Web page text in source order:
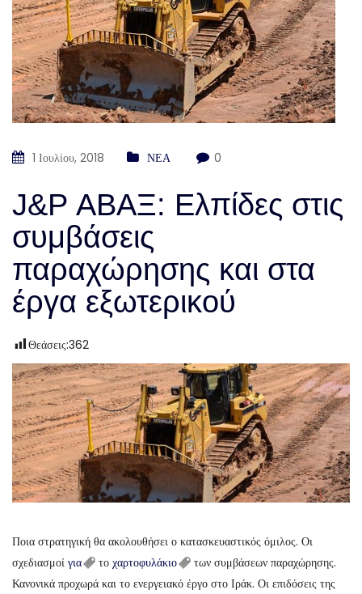
1 Ιουλίου, 2018 ΝΕΑ 0
J&P ΑΒΑΞ: Ελπίδες στις
συμβάσεις
παραχώρησης και στα
έργα εξωτερικού
Θεάσεις:362
Ποια στρατηγική θα ακολουθήσει ο κατασκευαστικός όμιλος. Οι
σχεδιασμοί για το χαρτοφυλάκιο
των συμβάσεων παραχώρησης.
Κανονικά προχωρά και το ενεργειακό έργο στο Ιράκ. Οι επιδόσεις της